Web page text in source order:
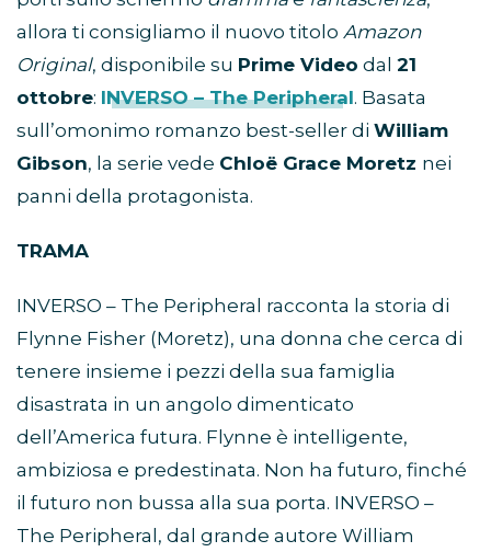
allora ti consigliamo il nuovo titolo Amazon
Original, disponibile su Prime Video dal 21
ottobre: INVERSO – The Peripheral. Basata
sull’omonimo romanzo best-seller di William
Gibson, la serie vede Chloë Grace Moretz nei
panni della protagonista.
TRAMA
INVERSO – The Peripheral racconta la storia di
Flynne Fisher (Moretz), una donna che cerca di
tenere insieme i pezzi della sua famiglia
disastrata in un angolo dimenticato
dell’America futura. Flynne è intelligente,
ambiziosa e predestinata. Non ha futuro, finché
il futuro non bussa alla sua porta. INVERSO –
The Peripheral, dal grande autore William